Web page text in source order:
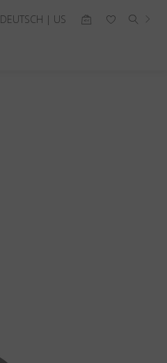
DEUTSCH | US